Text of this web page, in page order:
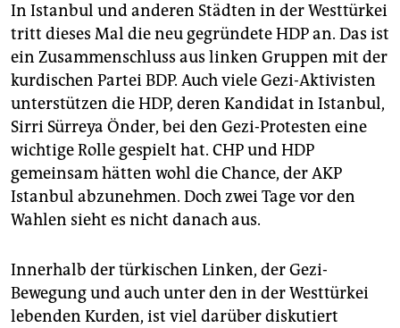
In Istanbul und anderen Städten in der Westtürkei
tritt dieses Mal die neu gegründete HDP an. Das ist
ein Zusammenschluss aus linken Gruppen mit der
kurdischen Partei BDP. Auch viele Gezi-Aktivisten
unterstützen die HDP, deren Kandidat in Istanbul,
Sirri Sürreya Önder, bei den Gezi-Protesten eine
wichtige Rolle gespielt hat. CHP und HDP
gemeinsam hätten wohl die Chance, der AKP
Istanbul abzunehmen. Doch zwei Tage vor den
Wahlen sieht es nicht danach aus.
Innerhalb der türkischen Linken, der Gezi-
Bewegung und auch unter den in der Westtürkei
lebenden Kurden, ist viel darüber diskutiert